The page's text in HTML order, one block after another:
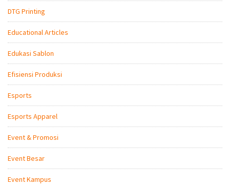
DTG Printing
Educational Articles
Edukasi Sablon
Efisiensi Produksi
Esports
Esports Apparel
Event & Promosi
Event Besar
Event Kampus